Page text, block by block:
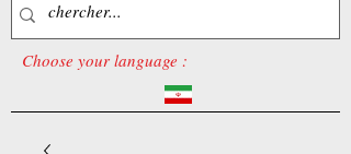
Choose your language :